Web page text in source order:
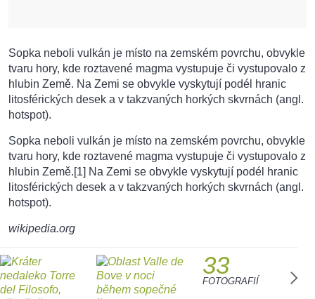
Sopka neboli vulkán je místo na zemském povrchu, obvykle
tvaru hory, kde roztavené magma vystupuje či vystupovalo z
hlubin Země. Na Zemi se obvykle vyskytují podél hranic
litosférických desek a v takzvaných horkých skvrnách (angl.
hotspot).
Sopka neboli vulkán je místo na zemském povrchu, obvykle
tvaru hory, kde roztavené magma vystupuje či vystupovalo z
hlubin Země.[1] Na Zemi se obvykle vyskytují podél hranic
litosférických desek a v takzvaných horkých skvrnách (angl.
hotspot).
wikipedia.org
33
FOTOGRAFIÍ